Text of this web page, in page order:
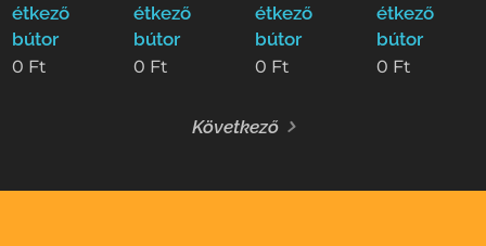
étkező
bútor
0 Ft
étkező
bútor
0 Ft
étkező
bútor
0 Ft
étkező
bútor
0 Ft
Következő